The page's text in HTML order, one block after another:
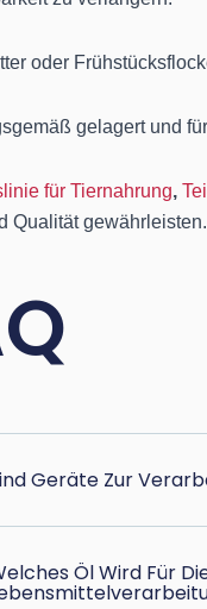
oder
gelagert und
für Tiernahrung,
Qualität gewährleisten.
Geräte Zur
Öl Wird Für